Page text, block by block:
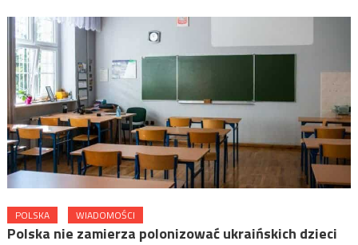
POLSKA WIADOMOŚCI
Polska nie zamierza polonizować ukraińskich dzieci